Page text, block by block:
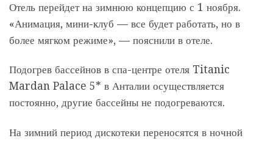
Отель перейдет на зимнюю концепцию с 1 ноября.
«Анимация, мини-клуб — все будет работать, но в
более мягком режиме», — пояснили в отеле.
Подогрев бассейнов в спа-центре отеля Titanic
Mardan Palace 5* в Анталии осуществляется
постоянно, другие бассейны не подогреваются.
На зимний период дискотеки переносятся в ночной